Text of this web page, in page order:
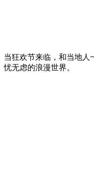
当狂欢节来临，和当地人
忧无虑的浪漫世界。